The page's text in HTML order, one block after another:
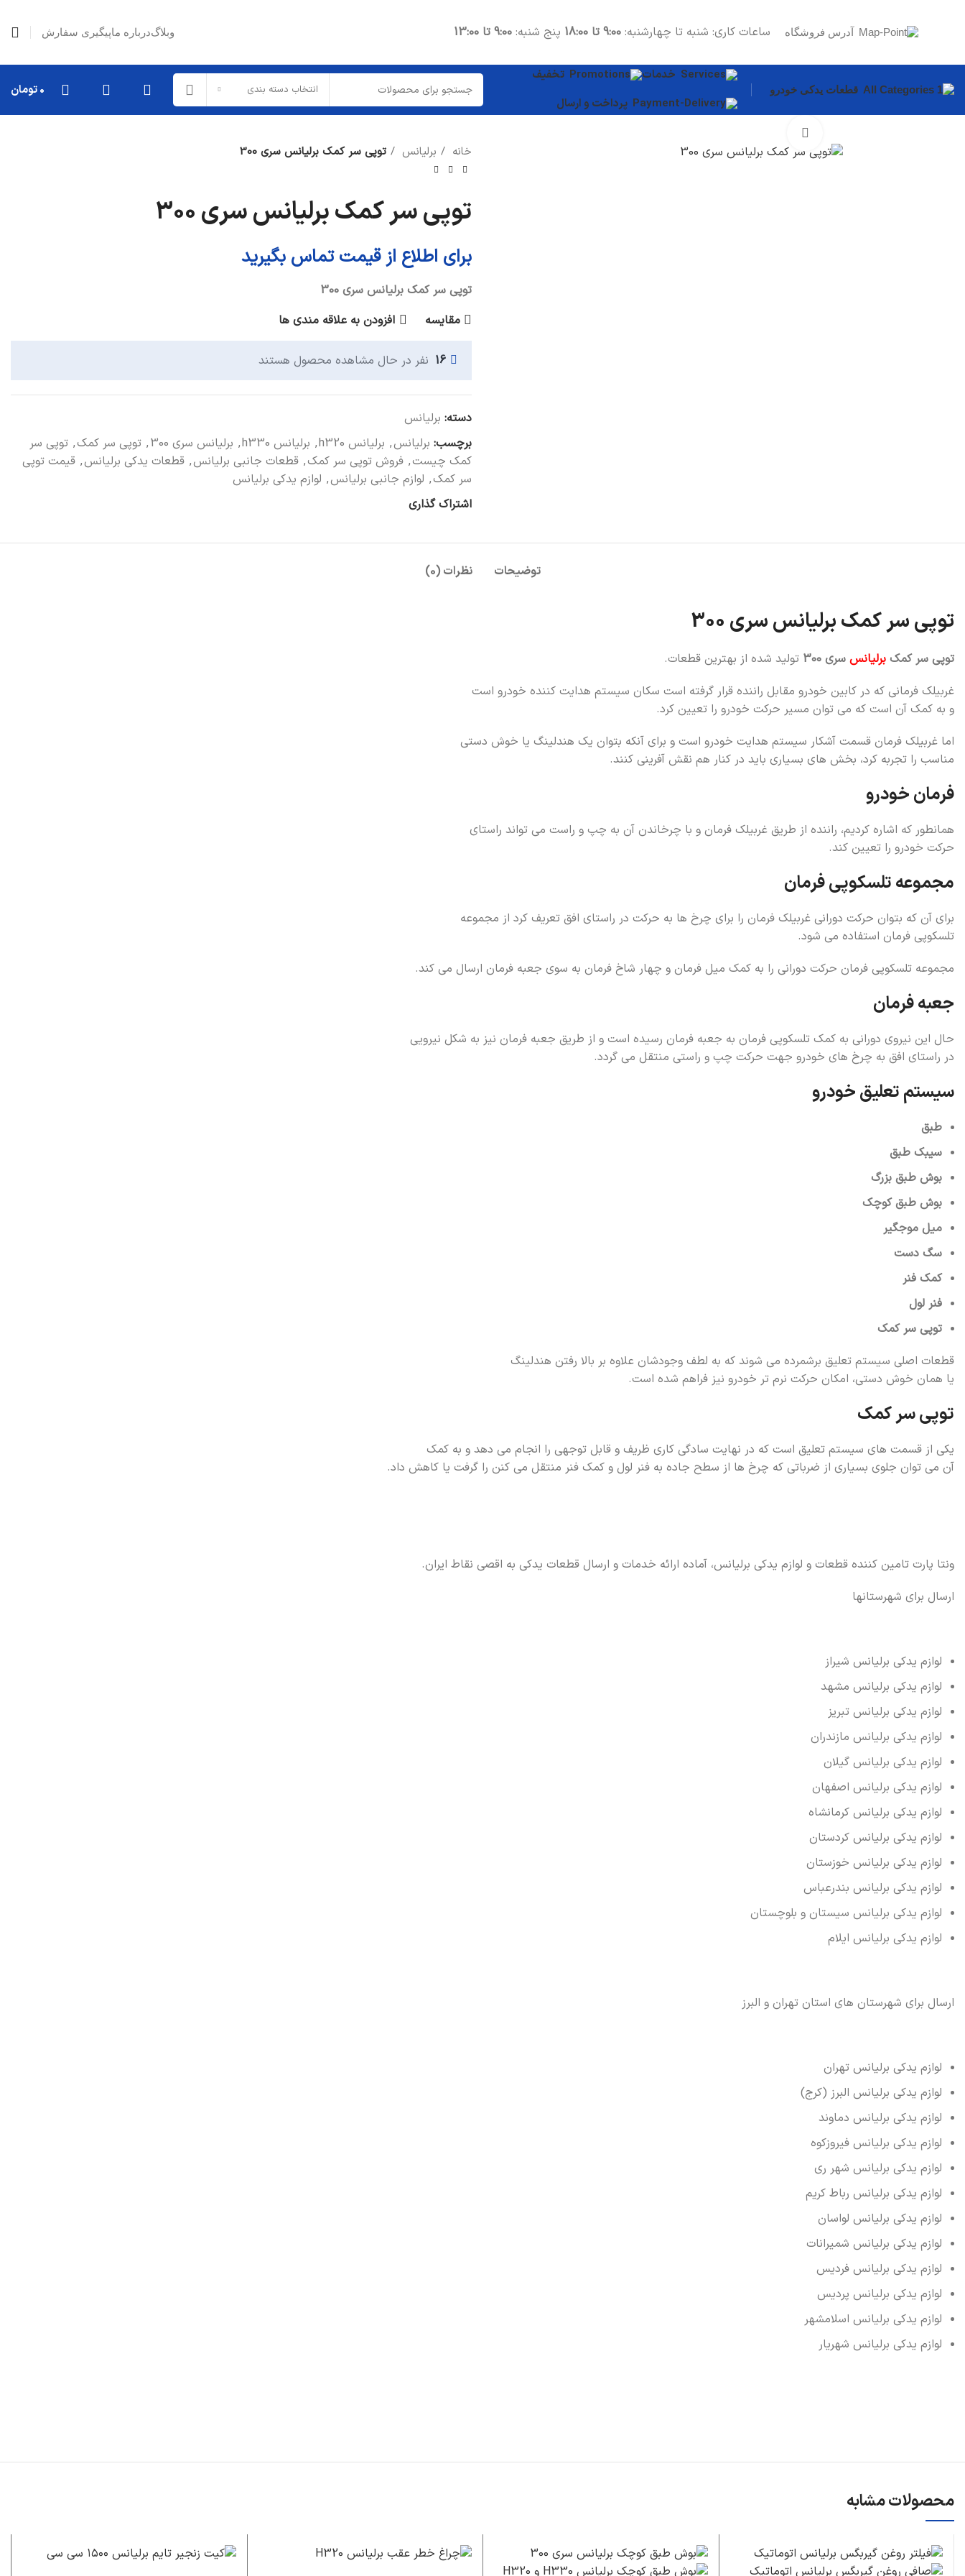
آدرس فروشگاه ساعات کاری: شنبه تا چهارشنبه: 9:00 تا 18:00 پنج شنبه: 9:00 تا 13:00 وبلاگدرباره ماپیگیری سفارش
قطعات یدکی خودرو
خدمات
تخفیف
پرداخت و ارسال
انتخاب دسته بندی 0تومان
خانه برلیانس توپی سر کمک برلیانس سری 300
توپی سر کمک برلیانس سری 300
برای اطلاع از قیمت تماس بگیرید
توپی سر کمک برلیانس سری 300
مقایسه
افزودن به علاقه مندی ها
16 نفر در حال مشاهده محصول هستند
دسته: برلیانس
برچسب: برلیانس, برلیانس h320 , برلیانس h330 , برلیانس سری 300 , توپی سر کمک, توپی سر
کمک چیست, فروش توپی سر کمک, قطعات جانبی برلیانس, قطعات یدکی برلیانس, قیمت توپی
سر کمک, لوازم جانبی برلیانس, لوازم یدکی برلیانس
اشتراک گذاری
توضیحات نظرات (0)
توپی سر کمک برلیانس سری 300
توپی سر کمک برلیانس سری 300
تولید شده از بهترین قطعات.
غربیلک فرمانی که در کابین خودرو مقابل راننده قرار گرفته است سکان سیستم هدایت کننده خودرو است
و به کمک آن است که می توان مسیر حرکت خودرو را تعیین کرد.
اما غربیلک فرمان قسمت آشکار سیستم هدایت خودرو است و برای آنکه بتوان یک هندلینگ یا خوش دستی
مناسب را تجربه کرد، بخش های بسیاری باید در کنار هم نقش آفرینی کنند.
فرمان خودرو
همانطور که اشاره کردیم، راننده از طریق غربیلک فرمان و با چرخاندن آن به چپ و راست می تواند راستای
حرکت خودرو را تعیین کند.
مجموعه تلسکوپی فرمان
برای آن که بتوان حرکت دورانی غربیلک فرمان را برای چرخ ها به حرکت در راستای افق تعریف کرد از مجموعه
تلسکوپی فرمان استفاده می شود.
مجموعه تلسکوپی فرمان حرکت دورانی را به کمک میل فرمان و چهار شاخ فرمان به سوی جعبه فرمان ارسال می کند.
جعبه فرمان
حال این نیروی دورانی به کمک تلسکوپی فرمان به جعبه فرمان رسیده است و از طریق جعبه فرمان نیز به شکل نیرویی
در راستای افق به چرخ های خودرو جهت حرکت چپ و راستی منتقل می گردد.
سیستم تعلیق خودرو
طبق
سیبک طبق
بوش طبق بزرگ
بوش طبق کوچک
میل موجگیر
سگ دست
کمک فنر
فنر لول
توپی سر کمک
قطعات اصلی سیستم تعلیق برشمرده می شوند که به لطف وجودشان علاوه بر بالا رفتن هندلینگ
یا همان خوش دستی، امکان حرکت نرم تر خودرو نیز فراهم شده است.
توپی سر کمک
یکی از قسمت های سیستم تعلیق است که در نهایت سادگی کاری ظریف و قابل توجهی را انجام می دهد و به کمک
آن می توان جلوی بسیاری از ضرباتی که چرخ ها از سطح جاده به فنر لول و کمک فنر منتقل می کنن را گرفت یا کاهش داد.
ونتا پارت تامین کننده قطعات و لوازم یدکی برلیانس، آماده ارائه خدمات و ارسال قطعات یدکی به اقصی نقاط ایران.
ارسال برای شهرستانها
لوازم یدکی برلیانس شیراز
لوازم یدکی برلیانس مشهد
لوازم یدکی برلیانس تبریز
لوازم یدکی برلیانس مازندران
لوازم یدکی برلیانس گیلان
لوازم یدکی برلیانس اصفهان
لوازم یدکی برلیانس کرمانشاه
لوازم یدکی برلیانس کردستان
لوازم یدکی برلیانس خوزستان
لوازم یدکی برلیانس بندرعباس
لوازم یدکی برلیانس سیستان و بلوچستان
لوازم یدکی برلیانس ایلام
ارسال برای شهرستان های استان تهران و البرز
لوازم یدکی برلیانس تهران
لوازم یدکی برلیانس البرز (کرج)
لوازم یدکی برلیانس دماوند
لوازم یدکی برلیانس فیروزکوه
لوازم یدکی برلیانس شهر ری
لوازم یدکی برلیانس رباط کریم
لوازم یدکی برلیانس لواسان
لوازم یدکی برلیانس شمیرانات
لوازم یدکی برلیانس فردیس
لوازم یدکی برلیانس پردیس
لوازم یدکی برلیانس اسلامشهر
لوازم یدکی برلیانس شهریار
محصولات مشابه